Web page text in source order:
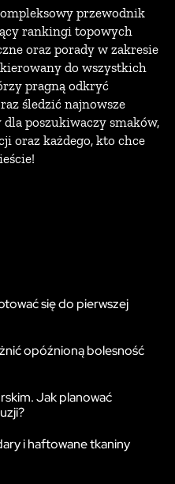
przewodnik
rankingi topowych
oraz porady w zakresie
do wszystkich
pragną odkryć
śledzić najnowsze
poszukiwaczy smaków,
oraz każdego, kto chce
się do pierwszej
opóźnioną bolesność
Jak planować
i haftowane tkaniny